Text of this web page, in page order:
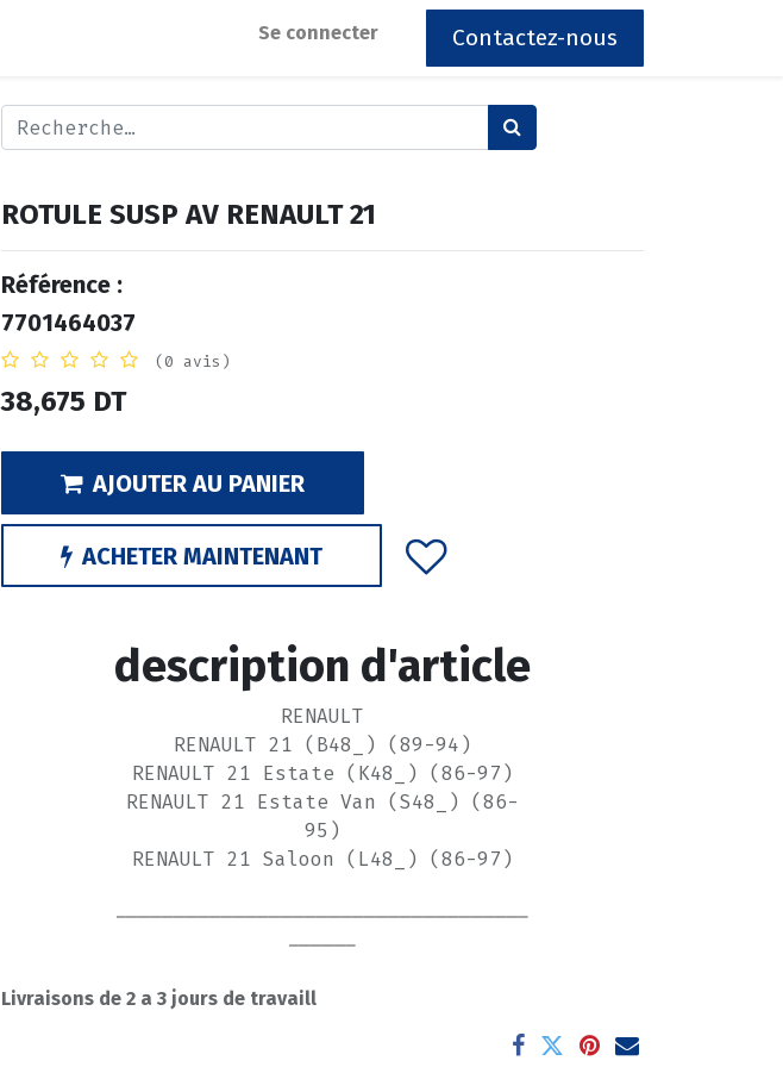
Se connecter Contactez-nous
ROTULE SUSP AV RENAULT 21
Référence :
7701464037
(0 avis)
38,675 DT
AJOUTER AU PANIER
ACHETER MAINTENANT
description d'article
RENAULT
RENAULT 21 (B48_) (89-94)
RENAULT 21 Estate (K48_) (86-97)
RENAULT 21 Estate Van (S48_) (86-
95)
RENAULT 21 Saloon (L48_) (86-97)
-----------------------------------
------
RENAULT 7701464037
Livraisons de 2 a 3 jours de travaill